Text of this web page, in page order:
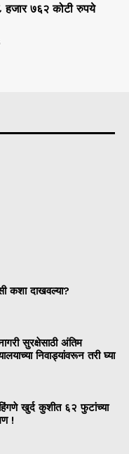
हजार ७६२ कोटी रुपये
कशा दाखवल्या?
सुरक्षेसाठी अंतिम
निवाड्यांवरून तरी घ्या
खुर्द कुशीत ६२ फुटांच्या
!